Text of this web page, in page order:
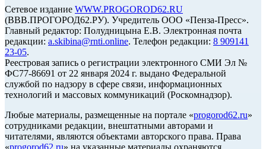
Сетевое издание WWW.PROGOROD62.RU
(ВВВ.ПРОГОРОД62.РУ). Учредитель ООО «Пенза-Пресс».
Главный редактор: Полудницына Е.В. Электронная почта
редакции: a.skibina@rnti.online. Телефон редакции: 8 909141
23-05.
Реестровая запись о регистрации электронного СМИ Эл №
ФС77-86691 от 22 января 2024 г. выдано Федеральной
службой по надзору в сфере связи, информационных
технологий и массовых коммуникаций (Роскомнадзор).
Любые материалы, размещенные на портале «progorod62.ru»
сотрудниками редакции, внештатными авторами и
читателями, являются объектами авторского права. Права
«progorod62.ru» на указанные материалы охраняются